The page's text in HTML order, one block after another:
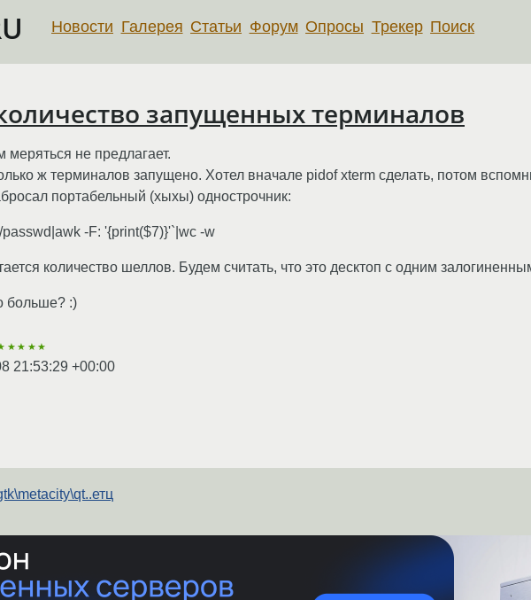
Новости Галерея Статьи Форум Опросы Трекер Поиск
запущенных терминалов
меряться не предлагает.
ж терминалов запущено. Хотел вначале pidof xterm сделать, потом
портабельный (хыхы) однострочник:
-F: '{print($7)}'`|wc -w
количество шеллов. Будем считать, что это десктоп с одним
больше? :)
21:53:29 +00:00